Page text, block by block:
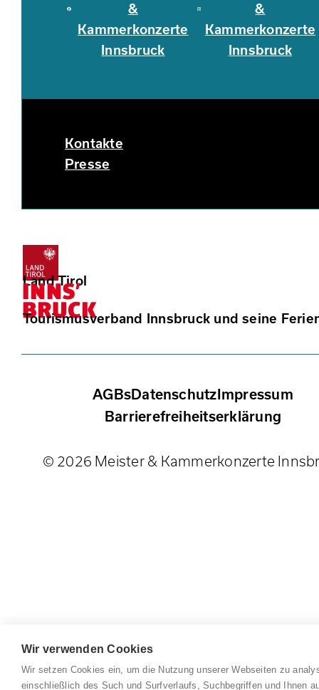
&
Kammerkonzerte
Innsbruck
&
Kammerkonzerte
Innsbruck
Kontakte
Presse
Land Tirol
Tourismusverband Innsbruck und seine
AGBsDatenschutzImpressum
Barrierefreiheitserklärung
© 2026 Meister & Kammerkonzerte
Wir verwenden Cookies
Wir setzen Cookies ein, um die Nutzung unserer Webseiten zu
einschließlich des Such und Surfverlaufs, Suchbegriffen und Ihnen